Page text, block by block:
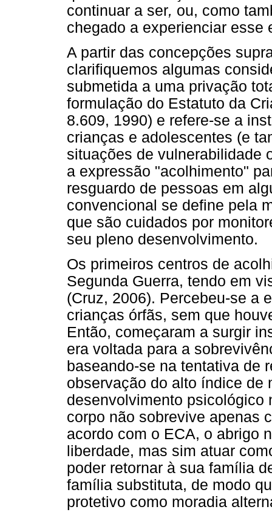
continuar a ser, ou, como
chegado a experienciar esse
A partir das concepções
clarifiquemos algumas
submetida a uma privação
formulação do Estatuto da
8.609, 1990) e refere-se a
crianças e adolescentes (e
situações de vulnerabilidade
a expressão "acolhimento"
resguardo de pessoas em
convencional se define pela
que são cuidados por
seu pleno desenvolvimento.
Os primeiros centros de
Segunda Guerra, tendo em
(Cruz, 2006). Percebeu-se a
crianças órfãs, sem que
Então, começaram a surgir
era voltada para a
baseando-se na tentativa de
observação do alto índice de
desenvolvimento psicológico
corpo não sobrevive apenas
acordo com o ECA, o abrigo
liberdade, mas sim atuar
poder retornar à sua família
família substituta, de modo
protetivo como moradia